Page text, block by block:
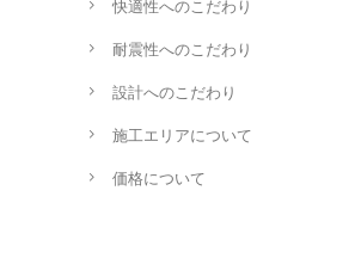
快適性へのこだわり
耐震性へのこだわり
設計へのこだわり
施工エリアについて
価格について